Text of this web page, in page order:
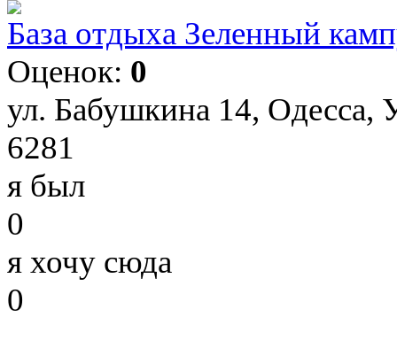
База отдыха Зеленный
Оценок: 0
ул. Бабушкина 14, Одесса,
6281
я был
0
я хочу сюда
0